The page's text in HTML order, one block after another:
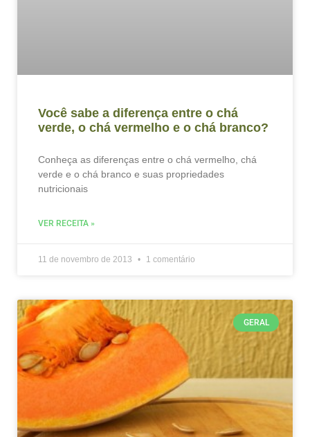
Você sabe a diferença entre o chá
verde, o chá vermelho e o chá branco?
Conheça as diferenças entre o chá vermelho, chá
verde e o chá branco e suas propriedades
nutricionais
VER RECEITA »
11 de novembro de 2013 1 comentário
GERAL